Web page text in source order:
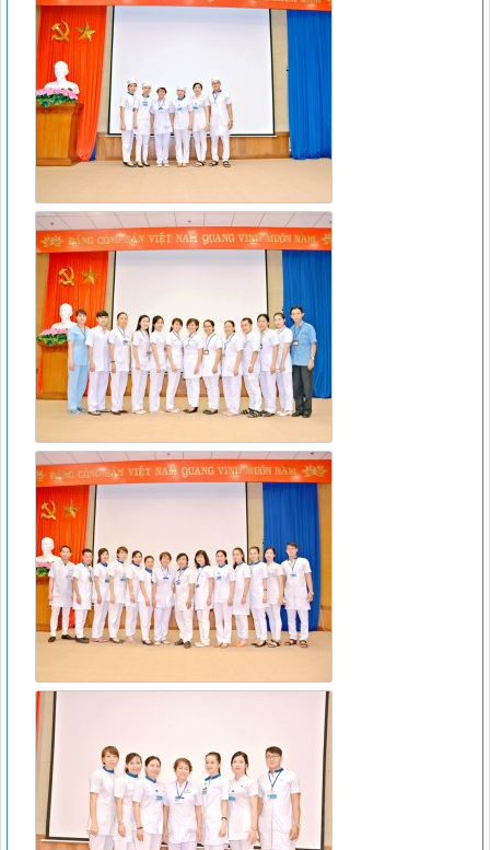
Công văn 22098/QLD-ĐK
Công văn 22098/QLD-ĐK về việc thống nhất chỉ định đối với
thuốc Alphachymotrypsin dùng đường uống, ngậm dưới lưỡi
Lượt xem:8490 | lượt tải:932
07/2017/TT-BYT
DANH MỤC THUỐC KHÔNG KÊ ĐƠN - Thông tư
07/2017/TT-BYT
15466/QLD – TT
Cục Quản lý Dược: Cập nhật hướng dẫn sử dụng đối với
thuốc chứa hoạt chất metformin điều trị đái tháo đường tuýp
Lượt xem:6375 | lượt tải:111